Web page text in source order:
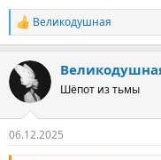
Р
е
к
ц
и
Великодушная
Шёпот из тьмы
06.12.2025